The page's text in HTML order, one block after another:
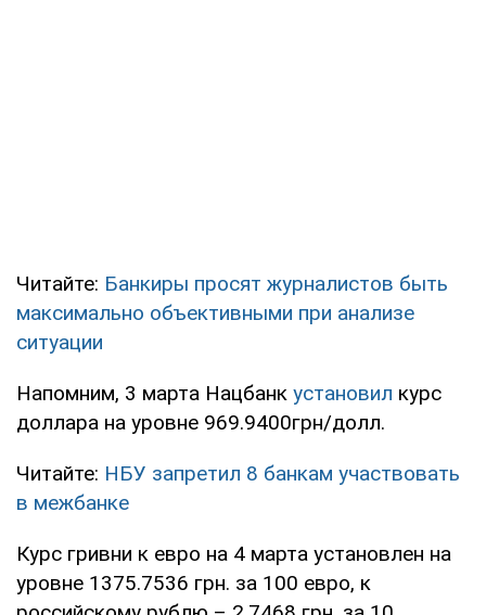
Читайте: Банкиры просят журналистов быть
максимально объективными при анализе
ситуации
Напомним, 3 марта Нацбанк установил курс
доллара на уровне 969.9400грн/долл.
Читайте: НБУ запретил 8 банкам участвовать
в межбанке
Курс гривни к евро на 4 марта установлен на
уровне 1375.7536 грн. за 100 евро, к